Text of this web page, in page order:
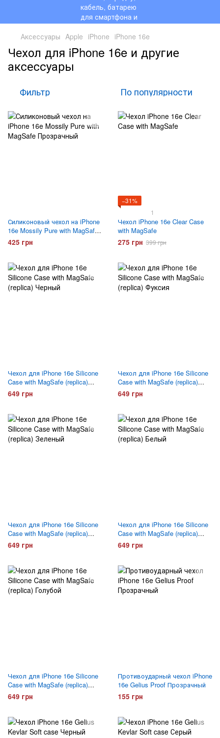
Аксессуары Apple iPhone iPhone 16e
Чехол для iPhone 16e и другие
аксессуары
Фильтр По популярности
Силиконовый чехол на iPhone
16e Mossily Pure with MagSafe
Прозрачный
425 грн
−31%
1
Чехол iPhone 16e Clear Case
with MagSafe
275 грн 399 грн
Чехол для iPhone 16e Silicone
Case with MagSafe (replica)
Черный
649 грн
Чехол для iPhone 16e Silicone
Case with MagSafe (replica)
Фуксия
649 грн
Чехол для iPhone 16e Silicone
Case with MagSafe (replica)
Зеленый
649 грн
Чехол для iPhone 16e Silicone
Case with MagSafe (replica)
Белый
649 грн
Чехол для iPhone 16e Silicone
Case with MagSafe (replica)
Голубой
649 грн
Противоударный чехол iPhone
16e Gelius Proof Прозрачный
155 грн